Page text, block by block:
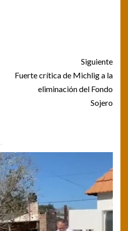
Siguiente
Fuerte crítica de Michlig a la
eliminación del Fondo
Sojero